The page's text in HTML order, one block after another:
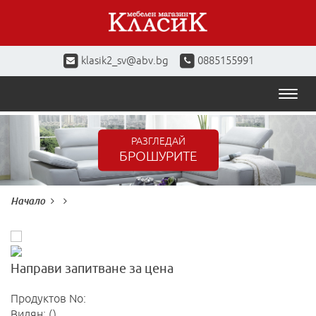
klasik2_sv@abv.bg 0885155991
РАЗГЛЕДАЙ
БРОШУРИТЕ
Начало
Направи запитване за цена
Продуктов No: